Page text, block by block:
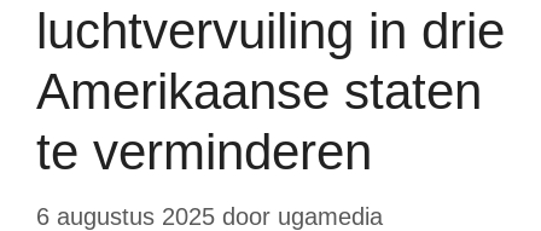
luchtvervuiling in drie
Amerikaanse staten
te verminderen
6 augustus 2025 door ugamedia